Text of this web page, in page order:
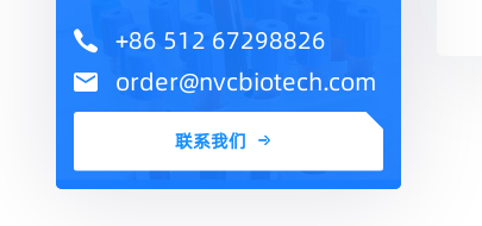
+86 512 67298826
order@nvcbiotech.com
联系我们